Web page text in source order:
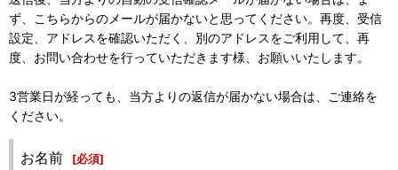
ず、こちらからのメールが届かないと思ってください。再度、受信
設定、アドレスを確認いただく、別のアドレスをご利用して、再
度、お問い合わせを行っていただきます様、お願いいたします。
3営業日が経っても、当方よりの返信が届かない場合は、ご連絡を
ください。
お名前 [必須]